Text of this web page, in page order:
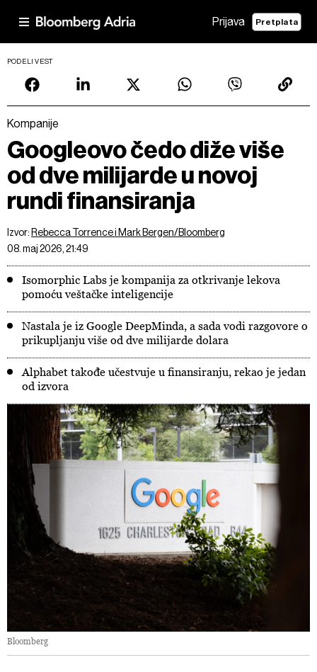
Prijava Pretplata
PODELI VEST
Kompanije
Googleovo čedo diže više
od dve milijarde u novoj
rundi finansiranja
Izvor: Rebecca Torrence i Mark Bergen/Bloomberg
08. maj 2026, 21:49
Isomorphic Labs je kompanija za otkrivanje lekova
pomoću veštačke inteligencije
Nastala je iz Google DeepMinda, a sada vodi razgovore o
prikupljanju više od dve milijarde dolara
Alphabet takođe učestvuje u finansiranju, rekao je jedan
od izvora
Bloomberg